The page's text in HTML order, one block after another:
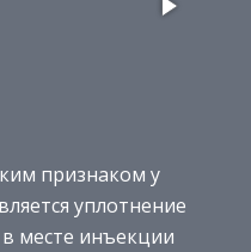
признаком у
уплотнение
месте инъекции